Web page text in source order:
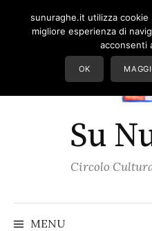
Su
Circolo
MENU
sunuraghe.it utilizza
migliore esperienza di
acconsenti
OK